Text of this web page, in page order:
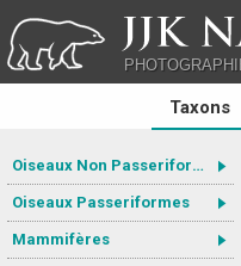
JJK
Taxons
Oiseaux Non Passeriformes
Oiseaux Passeriformes
Mammifères